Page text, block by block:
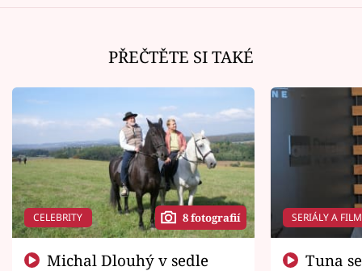
PŘEČTĚTE SI TAKÉ
CELEBRITY 8 fotografií SERIÁLY A